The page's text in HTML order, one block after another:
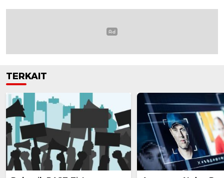
TERKAIT